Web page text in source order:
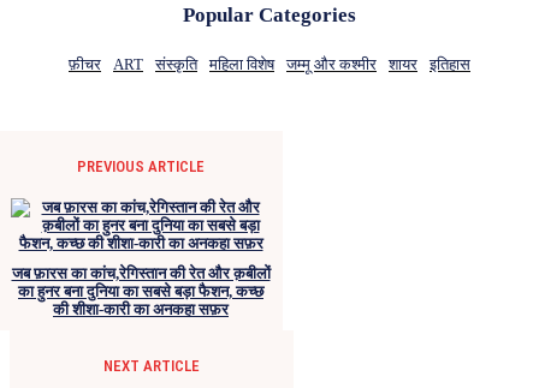
Popular Categories
फ़ीचर ART संस्कृति महिला विशेष जम्मू और कश्मीर शायर इतिहास
PREVIOUS ARTICLE
जब फ़ारस का कांच,रेगिस्तान की रेत और क़बीलों
का हुनर बना दुनिया का सबसे बड़ा फैशन, कच्छ
की शीशा-कारी का अनकहा सफ़र
NEXT ARTICLE